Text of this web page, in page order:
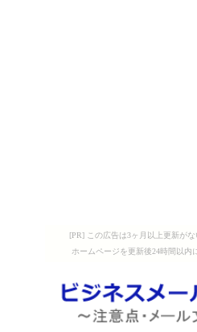
[PR] この広告は3ヶ月以上更新がな
ホームページを更新後24時間以内